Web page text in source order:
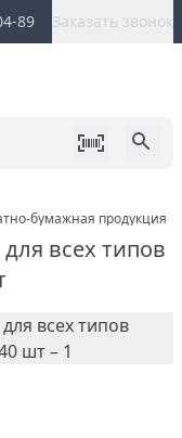
89 Заказать звонок
бумажная продукция
всех типов